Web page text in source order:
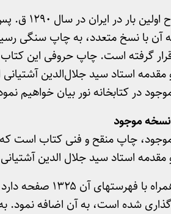
این
آن با نسخ متعدد، به چاپ سنگی
مقدمه استاد سید جلال‌الدین
در کتابخانه نور بیان خواهیم
موجود
مقدمه استاد سید جلال الدین
کتاب همراه
شده است، به آن اضافه